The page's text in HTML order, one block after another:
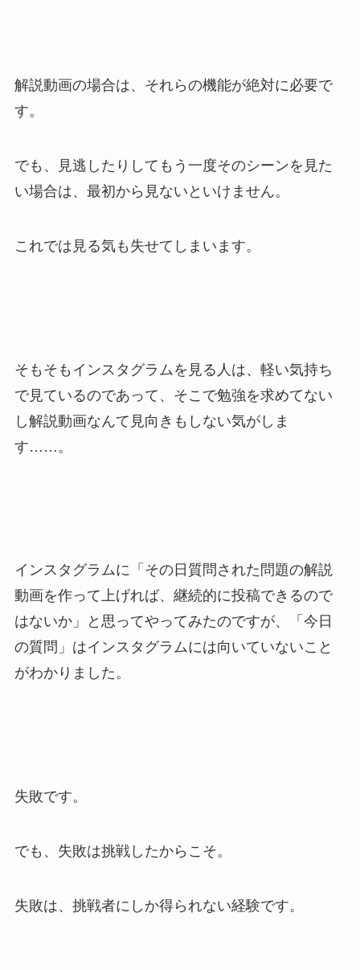
解説動画の場合は、それらの機能が絶対に必要で
す。
でも、見逃したりしてもう一度そのシーンを見た
い場合は、最初から見ないといけません。
これでは見る気も失せてしまいます。
そもそもインスタグラムを見る人は、軽い気持ち
で見ているのであって、そこで勉強を求めてない
し解説動画なんて見向きもしない気がしま
す……。
インスタグラムに「その日質問された問題の解説
動画を作って上げれば、継続的に投稿できるので
はないか」と思ってやってみたのですが、「今日
の質問」はインスタグラムには向いていないこと
がわかりました。
失敗です。
でも、失敗は挑戦したからこそ。
失敗は、挑戦者にしか得られない経験です。